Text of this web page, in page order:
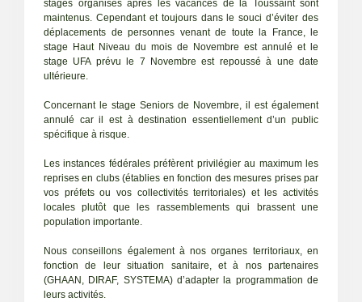
stages organisés après les vacances de la Toussaint sont
maintenus. Cependant et toujours dans le souci d’éviter des
déplacements de personnes venant de toute la France, le
stage Haut Niveau du mois de Novembre est annulé et le
stage UFA prévu le 7 Novembre est repoussé à une date
ultérieure.
Concernant le stage Seniors de Novembre, il est également
annulé car il est à destination essentiellement d’un public
spécifique à risque.
Les instances fédérales préfèrent privilégier au maximum les
reprises en clubs (établies en fonction des mesures prises par
vos préfets ou vos collectivités territoriales) et les activités
locales plutôt que les rassemblements qui brassent une
population importante.
Nous conseillons également à nos organes territoriaux, en
fonction de leur situation sanitaire, et à nos partenaires
(GHAAN, DIRAF, SYSTEMA) d’adapter la programmation de
leurs activités.